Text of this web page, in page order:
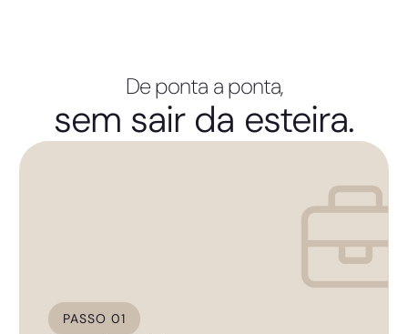
De ponta a ponta,
sem sair da esteira.
PASSO 01